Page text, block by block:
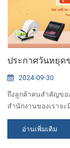
ประกาศวันหยุด
2024-09-30
ถึงลูกค้าคนสำคัญขอ
สำนักงานของเราจ
มาทำงานตามปกติใ
เวลา ฉันจะตอบกลั
หากคุณต้องการสอบ
อ่านเพิ่มเติม